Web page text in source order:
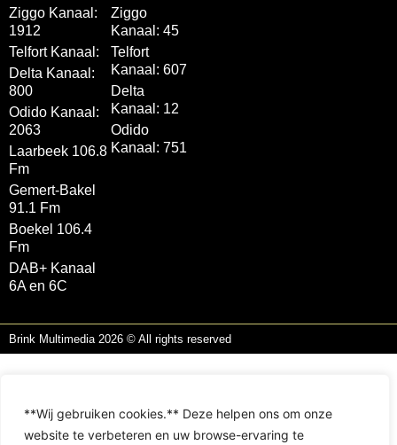
**Wij gebruiken cookies.** Deze helpen ons om onze
website te verbeteren en uw browse-ervaring te
Ziggo Kanaal:
1912
Telfort Kanaal:
Delta Kanaal:
800
Odido Kanaal:
2063
Laarbeek 106.8
Fm
Gemert-Bakel
91.1 Fm
Boekel 106.4
Fm
DAB+ Kanaal
6A en 6C
Ziggo
Kanaal: 45
Telfort
Kanaal: 607
Delta
Kanaal: 12
Odido
Kanaal: 751
Brink Multimedia 2026 © All rights reserved